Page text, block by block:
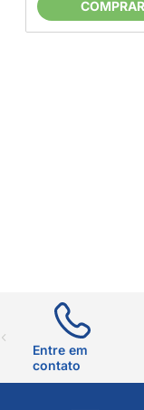
COMPRAR
Entre em
contato